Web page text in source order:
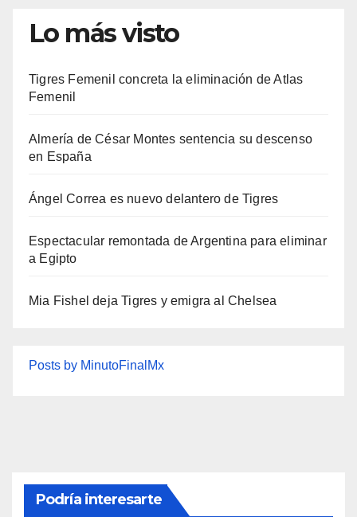
Lo más visto
Tigres Femenil concreta la eliminación de Atlas
Femenil
Almería de César Montes sentencia su descenso
en España
Ángel Correa es nuevo delantero de Tigres
Espectacular remontada de Argentina para eliminar
a Egipto
Mia Fishel deja Tigres y emigra al Chelsea
Posts by MinutoFinalMx
Podría interesarte